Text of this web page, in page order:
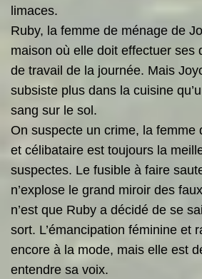
limaces.
Ruby, la femme de ménage de
maison où elle doit effectuer ses
de travail de la journée. Mais
subsiste plus dans la cuisine
sang sur le sol.
On suspecte un crime, la femme
et célibataire est toujours la
suspectes. Le fusible à faire
n’explose le grand miroir des
n’est que Ruby a décidé de se
sort. L’émancipation féminine et
encore à la mode, mais elle est
entendre sa voix.